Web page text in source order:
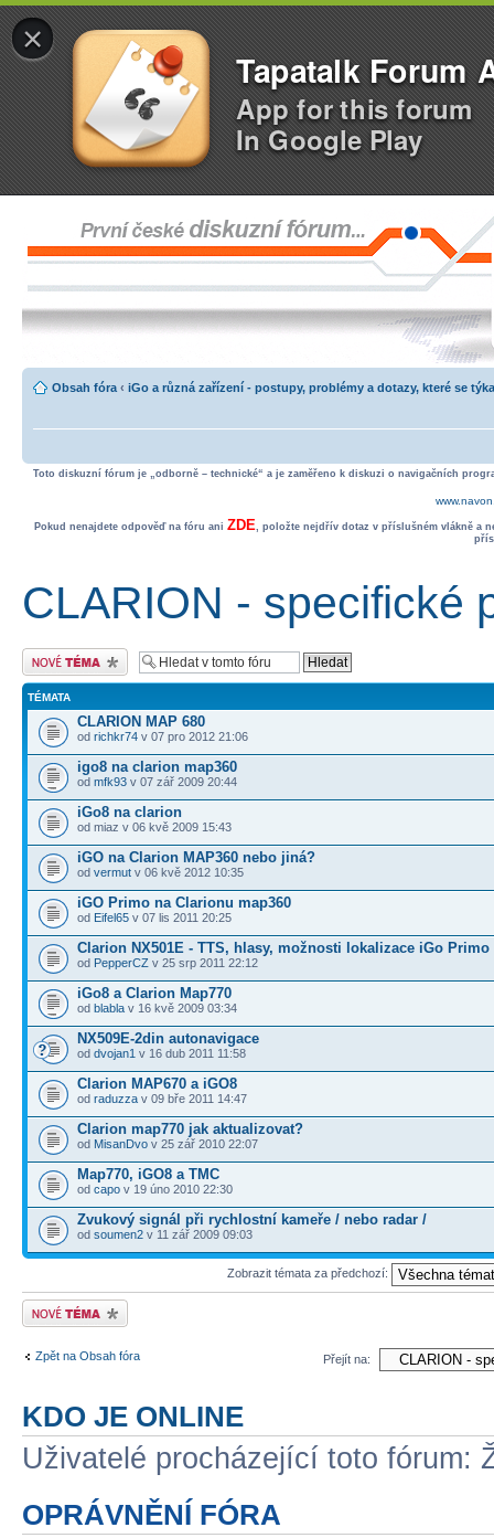
×
Tapatalk Forum
App for this forum
In Google Play
Obsah fóra ‹ iGo a různá zařízení - postupy, problémy a dotazy, které se
Toto diskuzní fórum je „odborně – technické“ a je zaměřeno k diskuzi o navigačních
Pokud nenajdete odpověď na fóru ani ZDE, položte nejdřív dotaz v příslušném vlákně a
CLARION - specifické
Odeslat nové téma
TÉMATA
CLARION MAP 680
od richkr74 v 07 pro 2012 21:06
igo8 na clarion map360
od mfk93 v 07 zář 2009 20:44
iGo8 na clarion
od miaz v 06 kvě 2009 15:43
iGO na Clarion MAP360 nebo jiná?
od vermut v 06 kvě 2012 10:35
iGO Primo na Clarionu map360
od Eifel65 v 07 lis 2011 20:25
Clarion NX501E - TTS, hlasy, možnosti lokalizace iGo Primo
od PepperCZ v 25 srp 2011 22:12
iGo8 a Clarion Map770
od blabla v 16 kvě 2009 03:34
NX509E-2din autonavigace
od dvojan1 v 16 dub 2011 11:58
Clarion MAP670 a iGO8
od raduzza v 09 bře 2011 14:47
Clarion map770 jak aktualizovat?
od MisanDvo v 25 zář 2010 22:07
Map770, iGO8 a TMC
od capo v 19 úno 2010 22:30
Zvukový signál při rychlostní kameře / nebo radar /
od soumen2 v 11 zář 2009 09:03
Zobrazit témata za předchozí:
Odeslat nové téma
Zpět na Obsah fóra Přejít na:
KDO JE ONLINE
Uživatelé procházející toto fórum:
OPRÁVNĚNÍ FÓRA